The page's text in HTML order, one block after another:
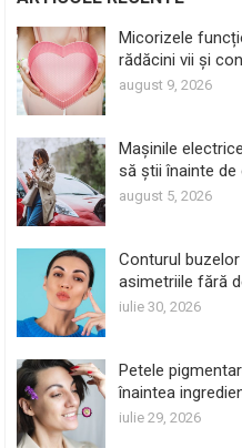
Micorizele
rădăcini vii și
august 9, 2026
Mașinile
să știi înainte de
august 5, 2026
Conturul
asimetriile fără
iulie 30, 2026
Petele
înaintea
iulie 29, 2026